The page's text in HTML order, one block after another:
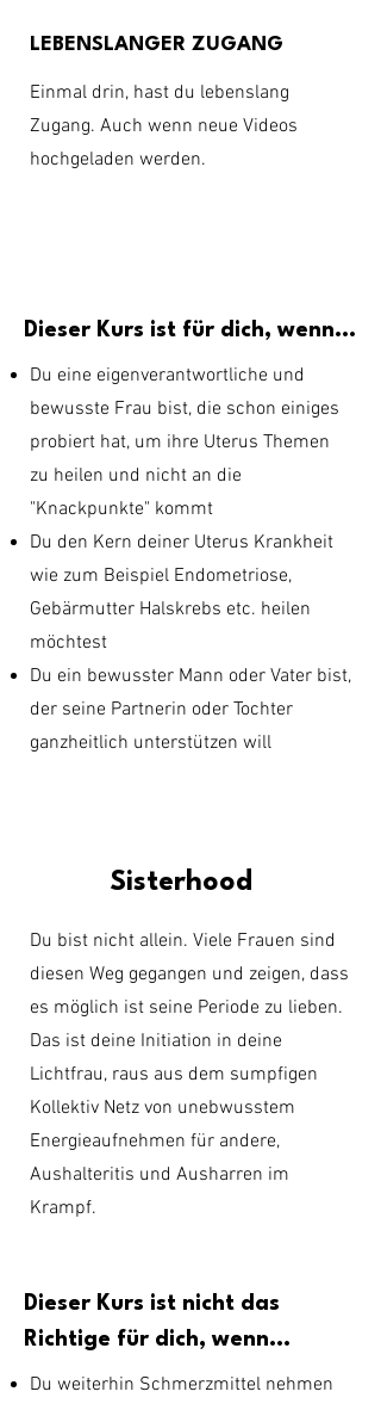
LEBENSLANGER ZUGANG
Einmal drin, hast du lebenslang
Zugang. Auch wenn neue Videos
hochgeladen werden.
Dieser Kurs ist für dich, wenn...
Du eine eigenverantwortliche und
bewusste Frau bist, die schon einiges
probiert hat, um ihre Uterus Themen
zu heilen und nicht an die
"Knackpunkte" kommt
Du den Kern deiner Uterus Krankheit
wie zum Beispiel Endometriose,
Gebärmutter Halskrebs etc. heilen
möchtest
Du ein bewusster Mann oder Vater bist,
der seine Partnerin oder Tochter
ganzheitlich unterstützen will
Sisterhood
Du bist nicht allein. Viele Frauen sind
diesen Weg gegangen und zeigen, dass
es möglich ist seine Periode zu lieben.
Das ist deine Initiation in deine
Lichtfrau, raus aus dem sumpfigen
Kollektiv Netz von unebwusstem
Energieaufnehmen für andere,
Aushalteritis und Ausharren im
Krampf.
Dieser Kurs ist nicht das
Richtige für dich, wenn...
Du weiterhin Schmerzmittel nehmen